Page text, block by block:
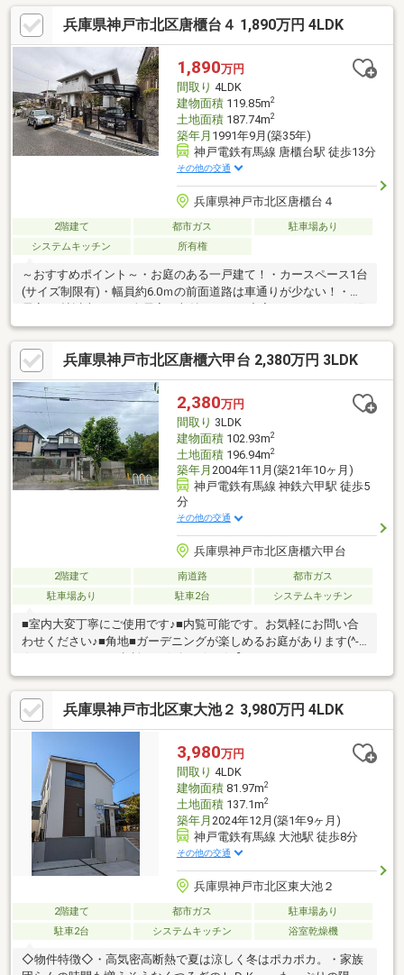
外装リフォーム履歴【交換】キッチン、洗面台・トイレ(2階) 等
【その他】外壁補修・塗装(塀含む)、屋根瓦補修 他▼周辺環境・
コープからと 徒歩6分(約450m)・神戸市立唐櫃小学校 徒歩3分(約
170m)■ ご希望の住まい探しをお手伝いします ━━━━━・・・
物件の詳細・ご相談はお気軽にお問い合わせください。
兵庫県神戸市北区唐櫃台４ 1,890万円 4LDK
1,890万円
間取り 4LDK
建物面積119.85m2
土地面積187.74m2
築年月 1991年9月(築35年)
神戸電鉄有馬線 唐櫃台駅 徒歩13分
その他の交通
兵庫県神戸市北区唐櫃台４
2階建て 都市ガス
駐車場あり
システムキッチン
所有権
～おすすめポイント～・お庭のある一戸建て！・カースペース1台
(サイズ制限有)・幅員約6.0ｍの前面道路は車通りが少ない！・全
居室6.0帖以上！！・全居室に収納があり、充実しています！・陽
当たり、通風良好！
兵庫県神戸市北区唐櫃六甲台 2,380万円 3LDK
2,380万円
間取り 3LDK
建物面積102.93m2
土地面積196.94m2
築年月 2004年11月(築21年10ヶ月)
神戸電鉄有馬線 神鉄六甲駅 徒歩5
分
その他の交通
兵庫県神戸市北区唐櫃六甲台
2階建て 南道路
都市ガス
駐車場あり
駐車2台 システムキッチン
■室内大変丁寧にご使用です♪■内覧可能です。お気軽にお問い合
わせください♪■角地■ガーデニングが楽しめるお庭があります(^-
に掲載されていない物件多数有、お気軽にお問い合わせくださ
い】♪ホームページ他物件掲載中♪お家の売却相談、無料査定して
おります住宅ローンでお困りな方は当社へご相談をとりあえずロ
ーン相談だけでもしたい方大歓迎です！
兵庫県神戸市北区東大池２ 3,980万円 4LDK
3,980万円
間取り 4LDK
建物面積81.97m2
土地面積137.1m2
築年月 2024年12月(築1年9ヶ月)
神戸電鉄有馬線 大池駅 徒歩8分
その他の交通
兵庫県神戸市北区東大池２
2階建て 都市ガス
駐車場あり
駐車2台
システムキッチン 浴室乾燥機
◇物件特徴◇・高気密高断熱で夏は涼しく冬はポカポカ。・家族